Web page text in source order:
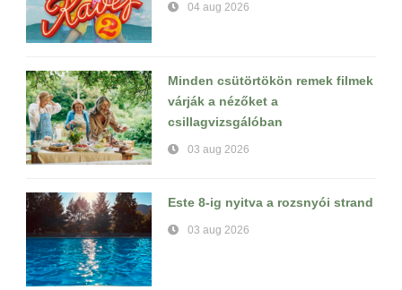
04 aug 2026
Minden csütörtökön remek filmek
várják a nézőket a
csillagvizsgálóban
03 aug 2026
Este 8-ig nyitva a rozsnyói strand
03 aug 2026